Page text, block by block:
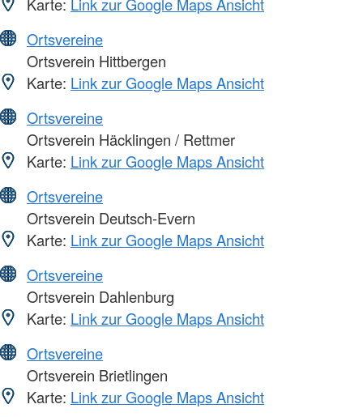
Ortsvereine
Ortsverein Hittbergen
Karte: Link zur Google Maps Ansicht
Ortsvereine
Ortsverein Häcklingen / Rettmer
Karte: Link zur Google Maps Ansicht
Ortsvereine
Ortsverein Deutsch-Evern
Karte: Link zur Google Maps Ansicht
Ortsvereine
Ortsverein Dahlenburg
Karte: Link zur Google Maps Ansicht
Ortsvereine
Ortsverein Brietlingen
Karte: Link zur Google Maps Ansicht